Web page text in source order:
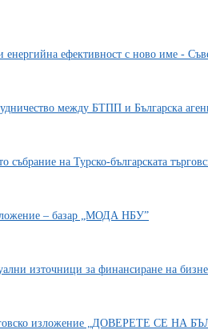
енергийна ефективност с ново име -
между БТПП и Българска
на Турско-българската
– базар „МОДА НБУ”
източници за финансиране на
изложение „ДОВЕРЕТЕ СЕ НА